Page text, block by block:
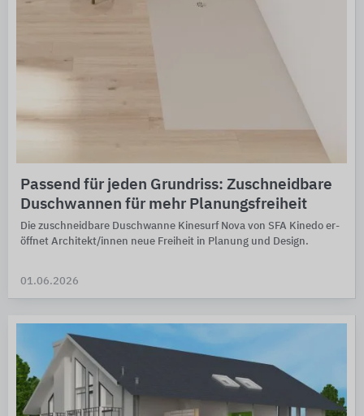
Passend für jeden Grundriss: Zuschneidbare
Duschwannen für mehr Planungsfreiheit
Die zuschneid­bare Dusch­wanne Kinesurf Nova von SFA Kinedo er­
öff­net Archi­tekt/innen neue Frei­heit in Planung und Design.
01.06.2026